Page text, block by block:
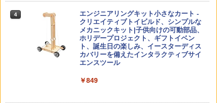
4
「ことばで伝える」ができない子どもた
ち 誰が〈ことばの力〉を育てるのか
￥1,870
ゼロからわかる！ みるみる図形に強く
￥4,046
Amazon Fire HD 10 キッズプロ (10イン
チ) ディズニー スティッチ エディション
対象年齢6歳から 数千点のキッズコンテ
ンツが1年間使い放題
￥26,980
戦！編
￥1,320
OK（重版：10月上旬発送） (TJMOOK)
4
エンジニアリングキット小さなカート -
クリエイティブトイビルド、シンプルな
メカニックキット|子供向けの可動部品、
ホリデープロジェクト、ギフトイベン
ト、誕生日の楽しみ、イースターディス
カバリーを備えたインタラクティブサイ
エンスツール
￥849